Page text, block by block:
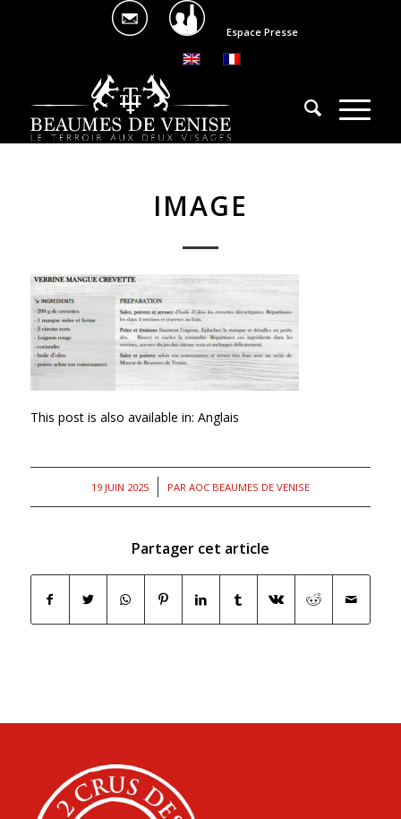
Espace Presse
IMAGE
This post is also available in: Anglais
19 JUIN 2025
/ PAR AOC BEAUMES DE VENISE
Partager cet article